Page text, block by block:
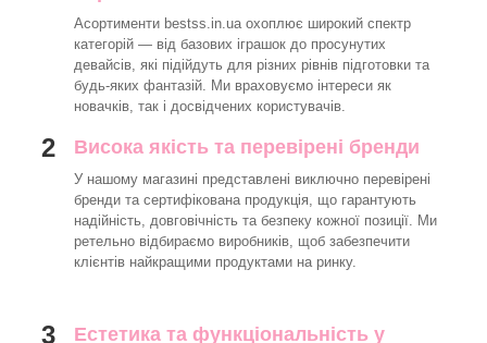
Асортименти bestss.in.ua охоплює широкий спектр
категорій — від базових іграшок до просунутих
девайсів, які підійдуть для різних рівнів підготовки та
будь-яких фантазій. Ми враховуємо інтереси як
новачків, так і досвідчених користувачів.
2 Висока якість та перевірені бренди
У нашому магазині представлені виключно перевірені
бренди та сертифікована продукція, що гарантують
надійність, довговічність та безпеку кожної позиції. Ми
ретельно відбираємо виробників, щоб забезпечити
клієнтів найкращими продуктами на ринку.
3
Естетика та функціональність у